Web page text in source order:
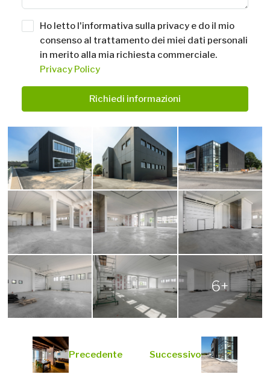
Ho letto l'informativa sulla privacy e do il mio
consenso al trattamento dei miei dati personali
in merito alla mia richiesta commerciale.
Privacy Policy
Richiedi informazioni
6+
Precedente Successivo